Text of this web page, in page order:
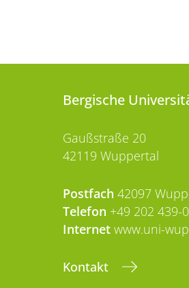
Bergische
Gaußstraße 20
42119 Wuppertal
Postfach 42097
Telefon +49 202 439-0
Internet www.uni-
Kontakt